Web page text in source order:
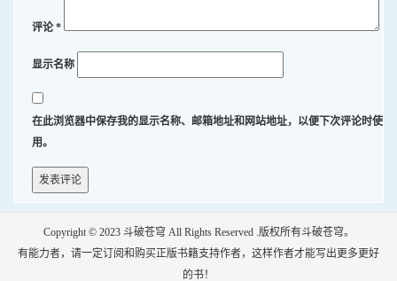
评论*
显示名称
在此浏览器中保存我的显示名称、邮箱地址和网站地址，以便下次评论时使
用。
Copyright © 2023 斗破苍穹 All Rights Reserved .版权所有斗破苍穹。
有能力者，请一定订阅和购买正版书籍支持作者，这样作者才能写出更多更好
的书！